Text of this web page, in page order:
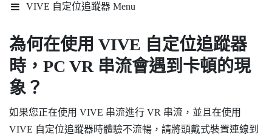
VIVE 自定位追蹤器 Menu
為何在使用 VIVE 自定位追蹤器
時，PC VR 串流會遇到卡頓的現
象？
如果您正在使用 VIVE 串流進行 VR 串流，並且在使用
VIVE 自定位追蹤器時體驗不流暢，請將頭戴式裝置連線到